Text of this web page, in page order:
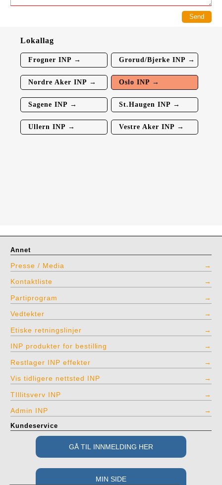
Lokallag
Frogner INP → Grorud/Bjerke INP →
Nordre Aker INP → Oslo INP →
Sagene INP → St.Haugen INP →
Ullern INP → Vestre Aker INP →
Annet
Presse / Media
Kontaktliste
Partiprogram
Vedtekter
Etiske retningslinjer
INP produkter for bestilling
Restlager INP effekter
Vis tidligere nettsted INP
TIllitsverv INP
Admin INP
Kundeservice